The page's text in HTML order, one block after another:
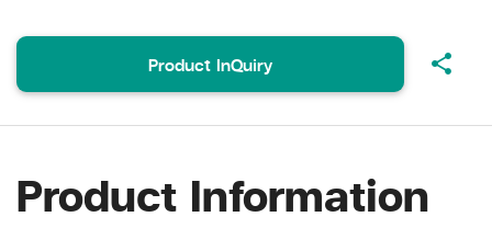
Product InQuiry share
Product Information